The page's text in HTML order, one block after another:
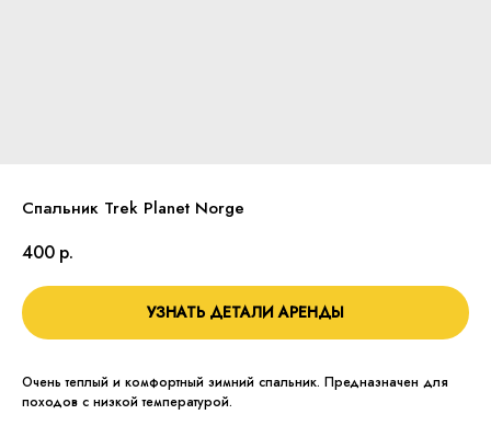
Спальник Trek Planet Norge
400 р.
УЗНАТЬ ДЕТАЛИ АРЕНДЫ
Очень теплый и комфортный зимний спальник. Предназначен для
походов с низкой температурой.